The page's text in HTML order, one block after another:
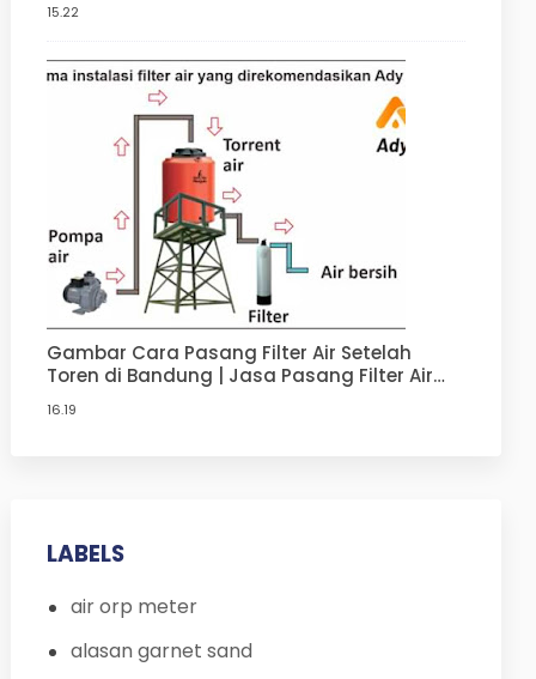
15.22
Gambar Cara Pasang Filter Air Setelah
Toren di Bandung | Jasa Pasang Filter Air
16.19
LABELS
air orp meter
alasan garnet sand